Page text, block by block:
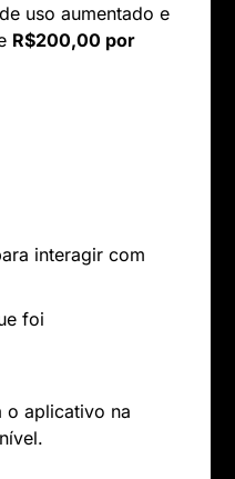
uso aumentado e
R$200,00 por
interagir com
foi